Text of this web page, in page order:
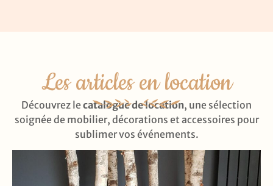
Les articles en location
Découvrez le catalogue de location, une sélection
soignée de mobilier, décorations et accessoires pour
sublimer vos événements.